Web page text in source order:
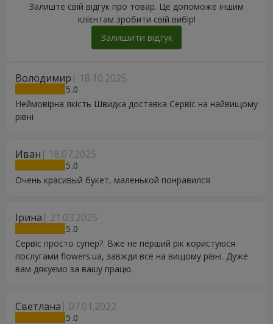
Володимир 18.10.2025
5
Неймовірна якість Швидка доставка Сервіс на найвищому
рівні
Иван 18.07.2025
5
Очень красивый букет, маленькой понравился
Ірина 21.03.2025
5
Сервіс просто супер?. Вже не перший рік користуюся
послугами flowers.ua, завжди все на вищому рівні. Дуже
вам дякуємо за вашу працю.
Светлана 07.01.2022
5
Залиште свій відгук про товар. Це допоможе іншим
клієнтам зробити свій вибір!
Залишити відгук